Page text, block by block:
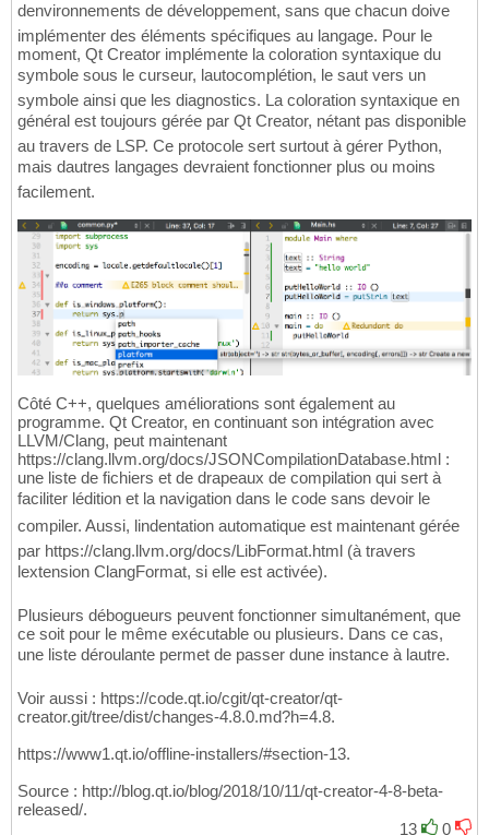
denvironnements de développement, sans que chacun doive
implémenter des éléments spécifiques au langage. Pour le
moment, Qt Creator implémente la coloration syntaxique du
symbole sous le curseur, lautocomplétion, le saut vers un
symbole ainsi que les diagnostics. La coloration syntaxique en
général est toujours gérée par Qt Creator, nétant pas disponible
au travers de LSP. Ce protocole sert surtout à gérer Python,
mais dautres langages devraient fonctionner plus ou moins
facilement.
Côté C++, quelques améliorations sont également au
programme. Qt Creator, en continuant son intégration avec
LLVM/Clang, peut maintenant
https://clang.llvm.org/docs/JSONCompilationDatabase.html :
une liste de fichiers et de drapeaux de compilation qui sert à
faciliter lédition et la navigation dans le code sans devoir le
compiler. Aussi, lindentation automatique est maintenant gérée
par https://clang.llvm.org/docs/LibFormat.html (à travers
lextension ClangFormat, si elle est activée).
Plusieurs débogueurs peuvent fonctionner simultanément, que
ce soit pour le même exécutable ou plusieurs. Dans ce cas,
une liste déroulante permet de passer dune instance à lautre.
Voir aussi : https://code.qt.io/cgit/qt-creator/qt-
creator.git/tree/dist/changes-4.8.0.md?h=4.8.
https://www1.qt.io/offline-installers/#section-13.
Source : http://blog.qt.io/blog/2018/10/11/qt-creator-4-8-beta-
released/.
13
0